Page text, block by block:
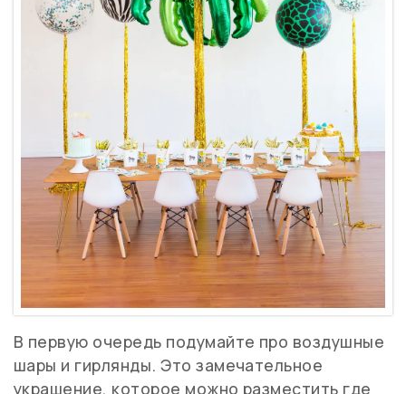
В первую очередь подумайте про воздушные
шары и гирлянды. Это замечательное
украшение, которое можно разместить где